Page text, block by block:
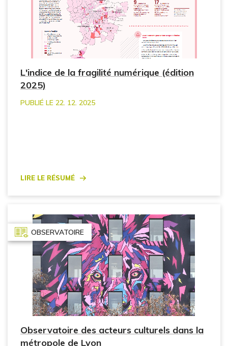
L'indice de la fragilité numérique (édition
2025)
PUBLIÉ LE 22. 12. 2025
Lire le résumé
OBSERVATOIRE
Observatoire des acteurs culturels dans la
métropole de Lyon